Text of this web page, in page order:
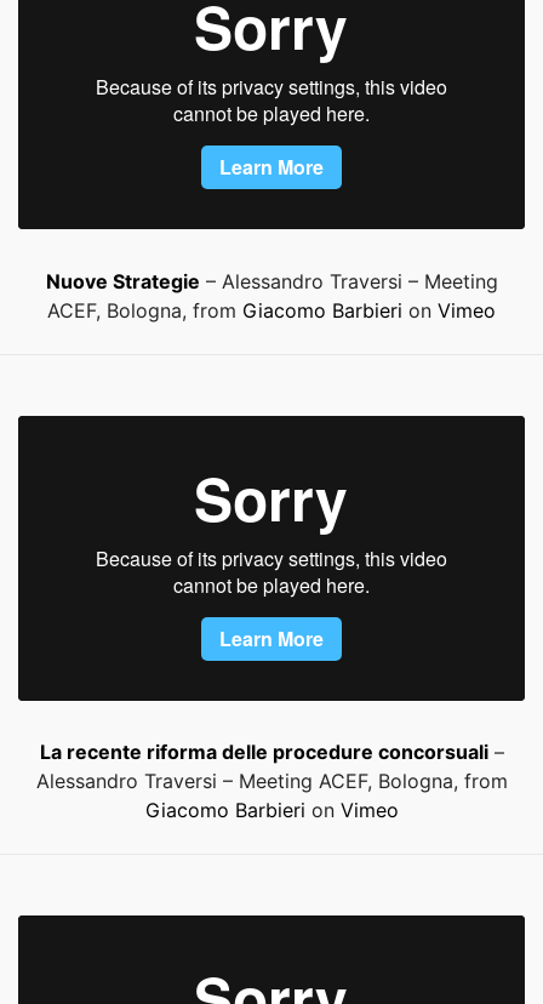
Nuove Strategie – Alessandro Traversi – Meeting
ACEF, Bologna, from Giacomo Barbieri on Vimeo
La recente riforma delle procedure concorsuali–
Alessandro Traversi – Meeting ACEF, Bologna, from
Giacomo Barbieri on Vimeo